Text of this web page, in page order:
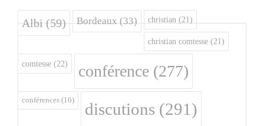
Albi(59) Bordeaux(33) christian (21)
christian comtesse (21)
comtesse (22) conférence (277)
conférences (16) discutions (291)